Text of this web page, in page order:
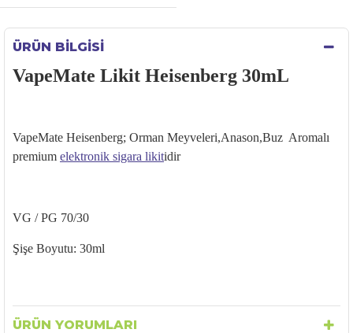
ÜRÜN BILGISI
VapeMate Likit Heisenberg 30mL
VapeMate Heisenberg; Orman Meyveleri,Anason,Buz Aromalı
premium elektronik sigara likitidir
VG / PG 70/30
Şişe Boyutu: 30ml
ÜRÜN YORUMLARI